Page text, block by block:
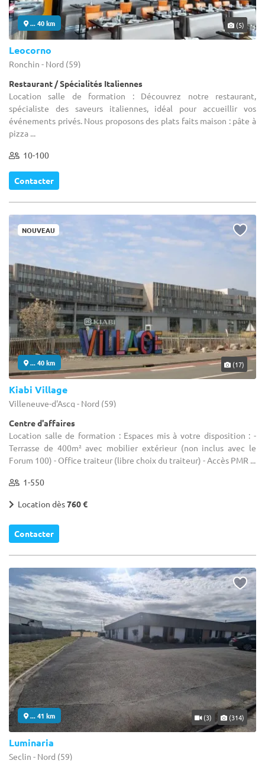
... 40 km (5)
Leocorno
Ronchin - Nord (59)
Restaurant / Spécialités Italiennes
Location salle de formation : Découvrez notre restaurant,
spécialiste des saveurs italiennes, idéal pour accueillir vos
événements privés. Nous proposons des plats faits maison : pâte à
pizza ...
10-100
Contacter
NOUVEAU
... 40 km (17)
Kiabi Village
Villeneuve-d'Ascq - Nord (59)
Centre d'affaires
Location salle de formation : Espaces mis à votre disposition : -
Terrasse de 400m² avec mobilier extérieur (non inclus avec le
Forum 100) - Office traiteur (libre choix du traiteur) - Accès PMR ...
1-550
Location dès760 €
Contacter
... 41 km (3) (314)
Luminaria
Seclin - Nord (59)